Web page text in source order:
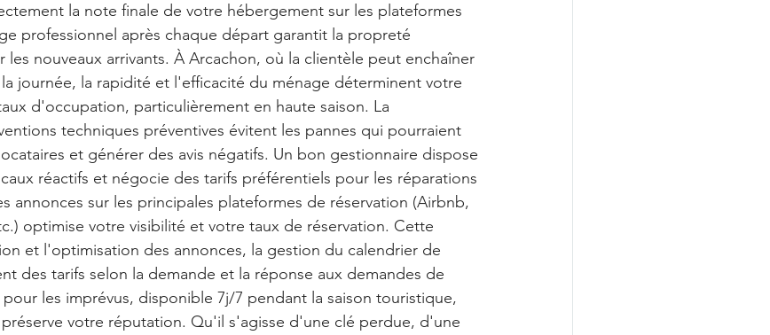
la note finale de votre hébergement sur les plateformes
professionnel après chaque départ garantit la propreté
les nouveaux arrivants. À Arcachon, où la clientèle peut enchaîner
journée, la rapidité et l'efficacité du ménage déterminent votre
d'occupation, particulièrement en haute saison. La
techniques préventives évitent les pannes qui pourraient
et générer des avis négatifs. Un bon gestionnaire dispose
réactifs et négocie des tarifs préférentiels pour les réparations
annonces sur les principales plateformes de réservation (Airbnb,
optimise votre visibilité et votre taux de réservation. Cette
et l'optimisation des annonces, la gestion du calendrier de
des tarifs selon la demande et la réponse aux demandes de
pour les imprévus, disponible 7j/7 pendant la saison touristique,
préserve votre réputation. Qu'il s'agisse d'une clé perdue, d'une